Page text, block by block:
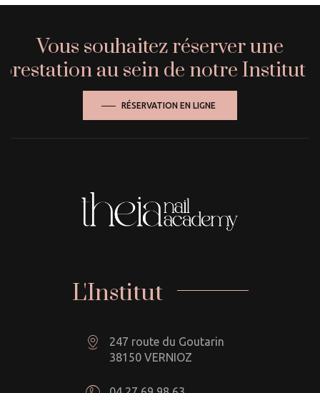
Vous souhaitez réserver une
prestation au sein de notre Institut ?
RÉSERVATION EN LIGNE
L'Institut
247 route du Goutarin
38150 VERNIOZ